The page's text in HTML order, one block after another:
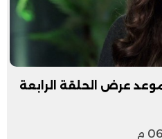
عرض الحلقة الرابعة